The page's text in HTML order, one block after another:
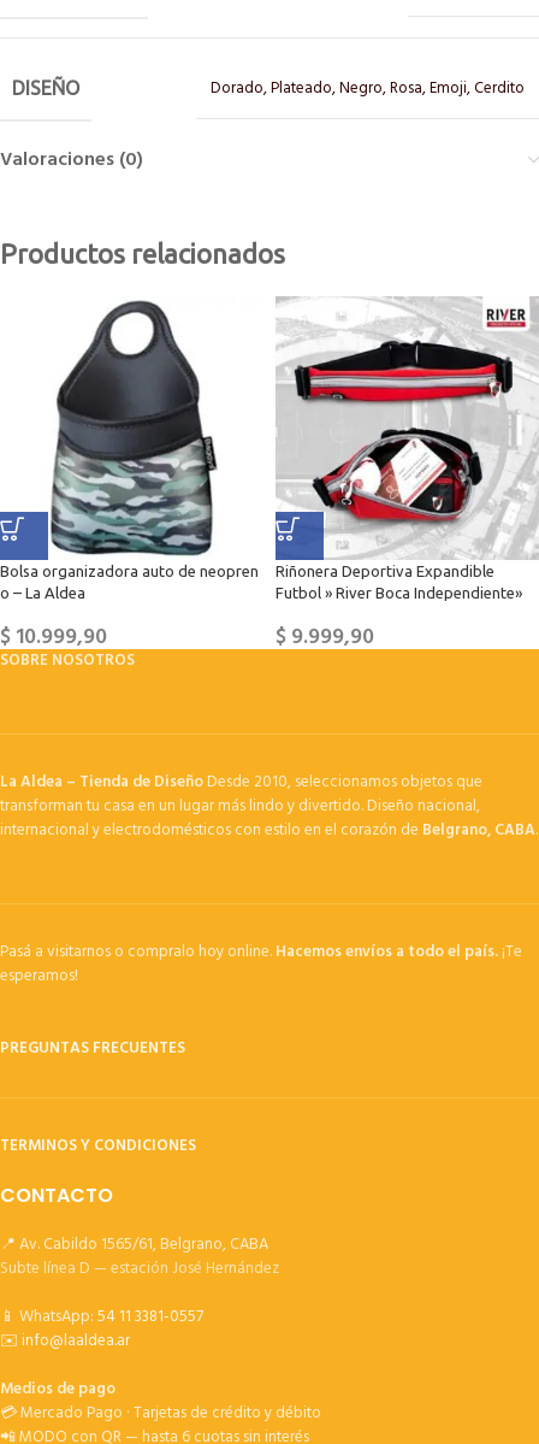
DISEÑO Dorado,Plateado,Negro,Rosa,Emoji,Cerdito
Valoraciones (0)
Productos relacionados
Bolsa organizadora auto de neopren
o – La Aldea
$10.999,90
Riñonera Deportiva Expandible
Futbol » River Boca Independiente»
$9.999,90
SOBRE NOSOTROS
La Aldea – Tienda de DiseñoDesde 2010, seleccionamos objetos que
transforman tu casa en un lugar más lindo y divertido. Diseño nacional,
internacional y electrodomésticos con estilo en el corazón de Belgrano, CABA.
Pasá a visitarnos o compralo hoy online.Hacemos envíos a todo el país.¡Te
esperamos!
PREGUNTAS FRECUENTES
TERMINOS Y CONDICIONES
CONTACTO
📍 Av. Cabildo 1565/61, Belgrano, CABA
Subte línea D — estación José Hernández
📱 WhatsApp:54 11 3381-0557
✉️info@laaldea.ar
Medios de pago
💳 Mercado Pago · Tarjetas de crédito y débito
📲 MODO con QR — hasta 6 cuotas sin interés